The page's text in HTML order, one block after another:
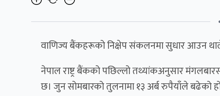
वाणिज्य बैंकहरूको निक्षेप संकलनमा सुधार आउन
नेपाल राष्ट्र बैंकको पछिल्लो तथ्यांकअनुसार
छ। जुन सोमबारको तुलनामा १३ अर्ब रुपैयाँले बढेको